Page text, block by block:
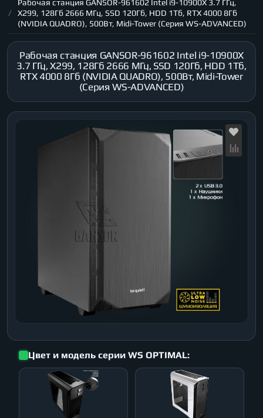
Рабочая станция GANSOR-961602 Intel i9-10900X 3.7 ГГц,
X299, 128Гб 2666 МГц, SSD 120Гб, HDD 1Тб, RTX 4000 8Гб
(NVIDIA QUADRO), 500Вт, Midi-Tower (Серия WS-ADVANCED)
Рабочая станция GANSOR-961602 Intel i9-10900X
3.7 ГГц, X299, 128Гб 2666 МГц, SSD 120Гб, HDD 1Тб,
RTX 4000 8Гб (NVIDIA QUADRO), 500Вт, Midi-Tower
(Серия WS-ADVANCED)
Цвет и модель серии WS OPTIMAL: